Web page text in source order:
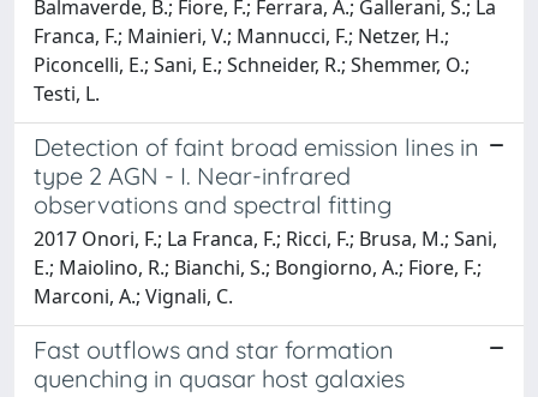
Balmaverde, B.; Fiore, F.; Ferrara, A.; Gallerani, S.; La
Franca, F.; Mainieri, V.; Mannucci, F.; Netzer, H.;
Piconcelli, E.; Sani, E.; Schneider, R.; Shemmer, O.;
Testi, L.
Detection of faint broad emission lines in
type 2 AGN - I. Near-infrared
observations and spectral fitting
2017 Onori, F.; La Franca, F.; Ricci, F.; Brusa, M.; Sani,
E.; Maiolino, R.; Bianchi, S.; Bongiorno, A.; Fiore, F.;
Marconi, A.; Vignali, C.
Fast outflows and star formation
quenching in quasar host galaxies